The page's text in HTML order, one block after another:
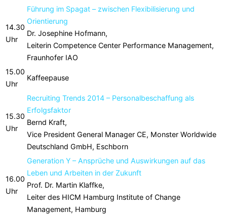
14.30
Uhr
Führung im Spagat – zwischen Flexibilisierung und
Orientierung
Dr. Josephine Hofmann,
Leiterin Competence Center Performance Management,
Fraunhofer IAO
15.00
Uhr
Kaffeepause
15.30
Uhr
Recruiting Trends 2014 – Personalbeschaffung als
Erfolgsfaktor
Bernd Kraft,
Vice President General Manager CE, Monster Worldwide
Deutschland GmbH, Eschborn
16.00
Uhr
Generation Y – Ansprüche und Auswirkungen auf das
Leben und Arbeiten in der Zukunft
Prof. Dr. Martin Klaffke,
Leiter des HICM Hamburg Institute of Change
Management, Hamburg